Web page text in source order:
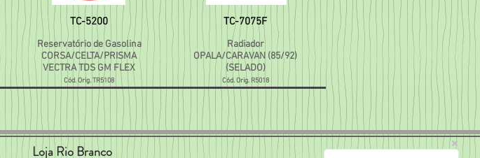
TC-5200
Reservatório de Gasolina
CORSA/CELTA/PRISMA
VECTRA TDS GM FLEX
Cód. Orig. TR5108
TC-7075F
Radiador
OPALA/CARAVAN (85/92)
(SELADO)
Cód. Orig. R5018
Loja Rio Branco